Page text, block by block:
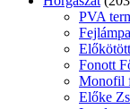
PVA
Fonott
Monofil
Előke